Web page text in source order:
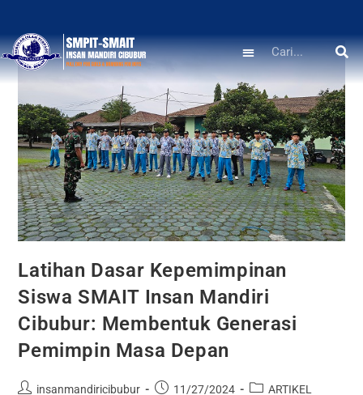
Latihan Dasar Kepemimpinan
Siswa SMAIT Insan Mandiri
Cibubur: Membentuk Generasi
Pemimpin Masa Depan
insanmandiricibubur 11/27/2024 ARTIKEL